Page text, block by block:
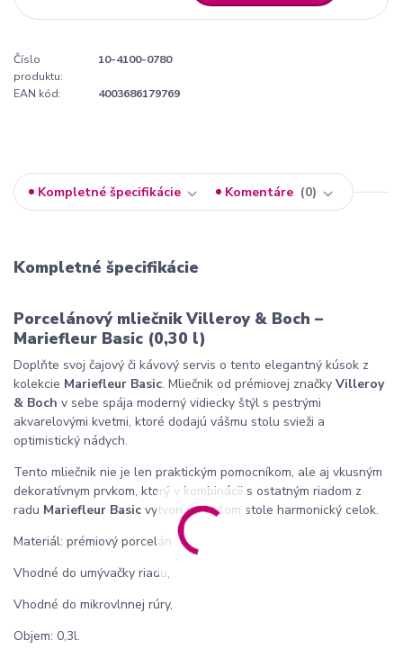
Číslo
produktu:
10-4100-0780
EAN kód: 4003686179769
Kompletné špecifikácie Komentáre 0
Kompletné špecifikácie
Porcelánový mliečnik Villeroy & Boch –
Mariefleur Basic (0,30 l)
Doplňte svoj čajový či kávový servis o tento elegantný kúsok z
kolekcie Mariefleur Basic. Mliečnik od prémiovej značky Villeroy
& Boch v sebe spája moderný vidiecky štýl s pestrými
akvarelovými kvetmi, ktoré dodajú vášmu stolu svieži a
optimistický nádych.
Tento mliečnik nie je len praktickým pomocníkom, ale aj vkusným
dekoratívnym prvkom, ktorý v kombinácii s ostatným riadom z
radu Mariefleur Basic vytvorí na vašom stole harmonický celok.
Materiál: prémiový porcelán
Vhodné do umývačky riadu,
Vhodné do mikrovlnnej rúry,
Objem: 0,3l.